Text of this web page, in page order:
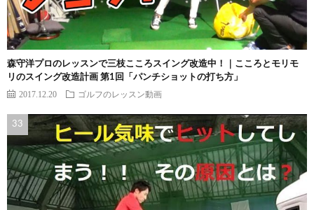
森守洋プロのレッスンで三枝こころスイング改造中！｜こころとモリモ
リのスイング改造計画 第1回「パンチショットの打ち方」
2017.12.20 ゴルフのレッスン動画